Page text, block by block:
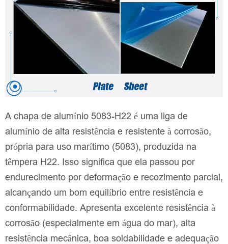
A chapa de alumínio 5083-H22 é uma liga de
alumínio de alta resistência e resistente à corrosão,
própria para uso marítimo (5083), produzida na
têmpera H22. Isso significa que ela passou por
endurecimento por deformação e recozimento parcial,
alcançando um bom equilíbrio entre resistência e
conformabilidade. Apresenta excelente resistência à
corrosão (especialmente em água do mar), alta
resistência mecânica, boa soldabilidade e adequação